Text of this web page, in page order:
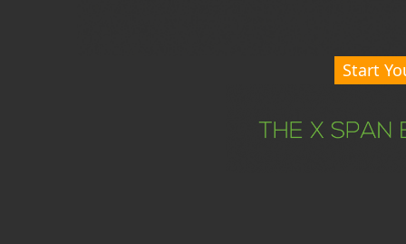
Start